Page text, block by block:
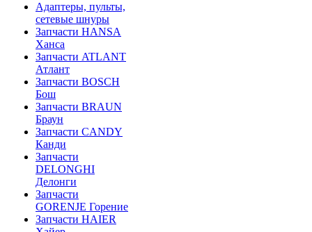
Адаптеры, пульты,
сетевые шнуры
Запчасти HANSA
Ханса
Запчасти ATLANT
Атлант
Запчасти BOSCH
Бош
Запчасти BRAUN
Браун
Запчасти CANDY
Канди
Запчасти
DELONGHI
Делонги
Запчасти
GORENJE Горение
Запчасти HAIER